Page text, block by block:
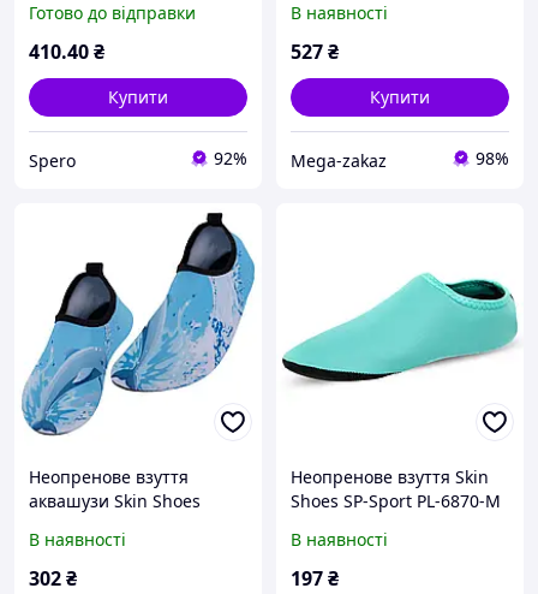
PL-1814B чорний для
пляжу
Готово до відправки
410.40₴
Купити
Spero 92%
Sport 037601 розмір 30-31
Blue-Pink
В наявності
527₴
Купити
Mega-zakaz 98%
Неопренове взуття
аквашузи Skin Shoes
PL-6963-BL розмір 28-35
блакитний
В наявності
302₴
Неопренове взуття Skin
Shoes SP-Sport PL-6870-M
В наявності
197₴